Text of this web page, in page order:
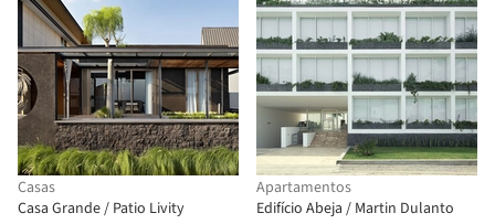
Casas
Casa Grande / Patio Livity
Apartamentos
Edifício Abeja / Martin Dulanto